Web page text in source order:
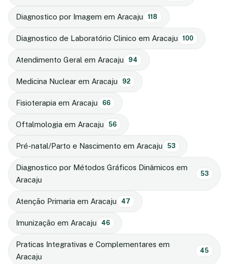
Diagnostico por Imagem em Aracaju 118
Diagnostico de Laboratório Clinico em Aracaju 100
Atendimento Geral em Aracaju 94
Medicina Nuclear em Aracaju 92
Fisioterapia em Aracaju 66
Oftalmologia em Aracaju 56
Pré-natal/Parto e Nascimento em Aracaju 53
Diagnostico por Métodos Gráficos Dinâmicos em
Aracaju
53
Atenção Primaria em Aracaju 47
Imunização em Aracaju 46
Praticas Integrativas e Complementares em
Aracaju
45